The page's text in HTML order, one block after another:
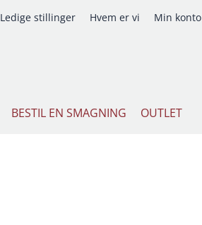
Ledige stillinger Hvem er vi Min konto
BESTIL EN SMAGNING OUTLET